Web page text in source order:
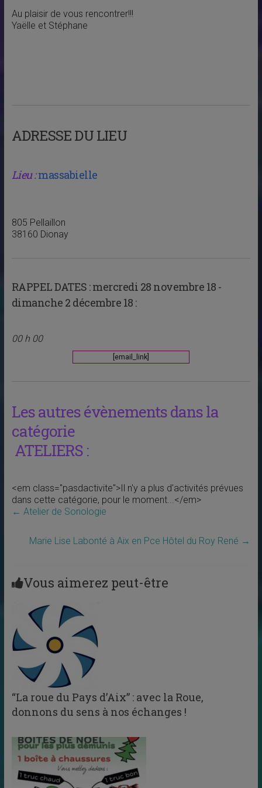
Au plaisir de vous rencontrer!!!
Yaëlle et Stéphane
ADRESSE DU LIEU
Lieu :massabielle
805 Pellaillon
38160 Dionay
RAPPEL DATES :mercredi 28 novembre 18 -
dimanche 2 décembre 18 :
00 h 00
[email_link]
Les autres évènements dans la
catégorie
ATELIERS :
<em class="pasdactivite">Il n'y a plus d'activités prévues
dans cette catégorie, pour le moment...</em>
← Atelier de Sonologie
Marie Lise Labonté à Aix en Pce Hôtel du Roy René →
Vous aimerez peut-être
“La roue du Pays d’Aix” : avec la Roue,
donnons du sens à nos échanges !